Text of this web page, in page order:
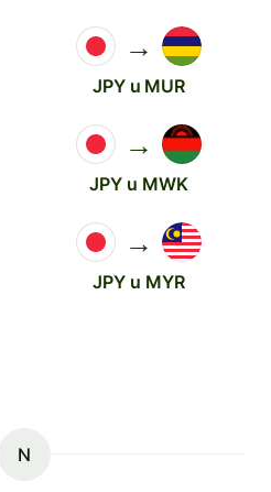
→
JPY u MUR
→
JPY u MWK
→
JPY u MYR
N